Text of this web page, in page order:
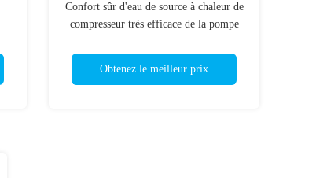
Confort sûr d'eau de source à chaleur de
compresseur très efficace de la pompe
Obtenez le meilleur prix